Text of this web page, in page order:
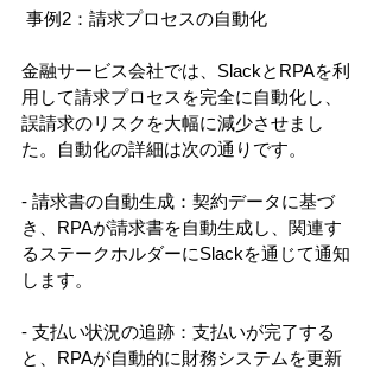
事例2：請求プロセスの自動化
金融サービス会社では、SlackとRPAを利
用して請求プロセスを完全に自動化し、
誤請求のリスクを大幅に減少させまし
た。自動化の詳細は次の通りです。
- 請求書の自動生成：契約データに基づ
き、RPAが請求書を自動生成し、関連す
るステークホルダーにSlackを通じて通知
します。
- 支払い状況の追跡：支払いが完了する
と、RPAが自動的に財務システムを更新